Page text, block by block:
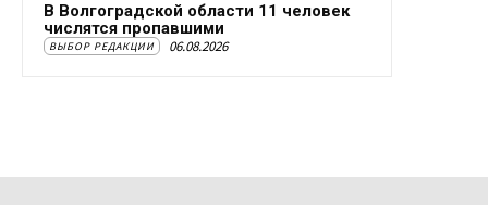
В Волгоградской области 11 человек
числятся пропавшими
ВЫБОР РЕДАКЦИИ 06.08.2026